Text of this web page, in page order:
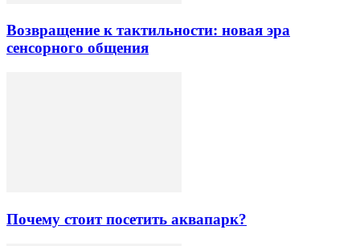
Возвращение к тактильности: новая эра
сенсорного общения
Почему стоит посетить аквапарк?